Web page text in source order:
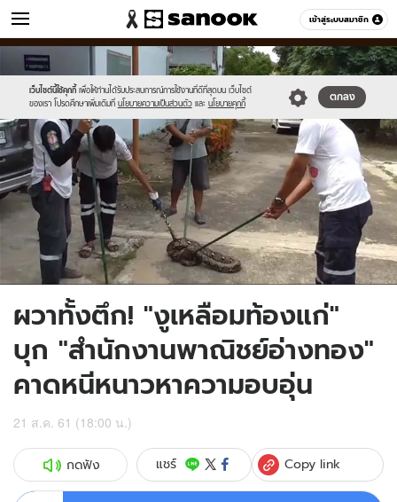
เข้าสู่ระบบสมาชิก
ข่าว หมวดอื่นๆ
เว็บไซต์นี้ใช้คุกกี้ เพื่อให้ท่านได้รับประสบการณ์การใช้งานที่ดีที่สุดบน เว็บไซต์
ของเรา โปรดศึกษาเพิ่มเติมที่ นโยบายความเป็นส่วนตัว และ นโยบายคุกกี้
ตกลง
Sanook
//s.isanook.com/sr/0/images/logo-
new-
sanook.png
600
60
//s.isanook.com/ns/0/ud/1496/7484294/11.jpg
ผวาทั้งตึก! "งูเหลือมท้องแก่"
บุก "สำนักงานพาณิชย์อ่างทอง"
คาดหนีหนาวหาความอบอุ่น
21 ส.ค. 61 (18:00 น.)
กดฟัง แชร์ Copy link